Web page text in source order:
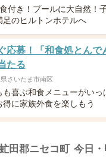
付き！プールに大自然！
足のヒルトンホテルへ
応募！「和食処とんで
たる
さいたま市南区
も喜ぶ和食メニューがいっ
得に家族外食を楽しもう
田郡ニセコ町 今日